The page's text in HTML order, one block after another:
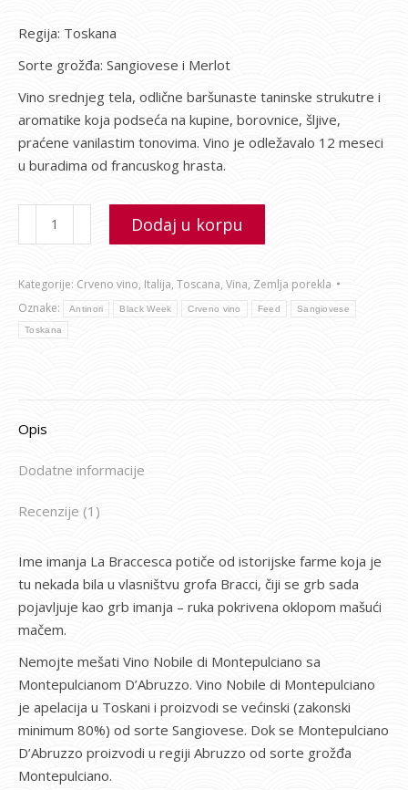
Regija: Toskana
Sorte grožđa: Sangiovese i Merlot
Vino srednjeg tela, odlične baršunaste taninske strukutre i
aromatike koja podseća na kupine, borovnice, šljive,
praćene vanilastim tonovima. Vino je odležavalo 12 meseci
u buradima od francuskog hrasta.
Dodaj u korpu
Kategorije: Crveno vino, Italija, Toscana, Vina, Zemlja porekla
Oznake:
Antinori Black Week Crveno vino Feed Sangiovese
Toskana
Opis
Dodatne informacije
Recenzije (1)
Ime imanja La Braccesca potiče od istorijske farme koja je
tu nekada bila u vlasništvu grofa Bracci, čiji se grb sada
pojavljuje kao grb imanja – ruka pokrivena oklopom mašući
mačem.
Nemojte mešati Vino Nobile di Montepulciano sa
Montepulcianom D’Abruzzo. Vino Nobile di Montepulciano
je apelacija u Toskani i proizvodi se većinski (zakonski
minimum 80%) od sorte Sangiovese. Dok se Montepulciano
D’Abruzzo proizvodi u regiji Abruzzo od sorte grožđa
Montepulciano.